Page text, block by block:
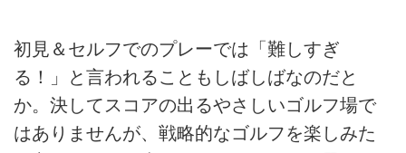
初見＆セルフでのプレーでは「難しすぎ
る！」と言われることもしばしばなのだと
か。決してスコアの出るやさしいゴルフ場で
はありませんが、戦略的なゴルフを楽しみた